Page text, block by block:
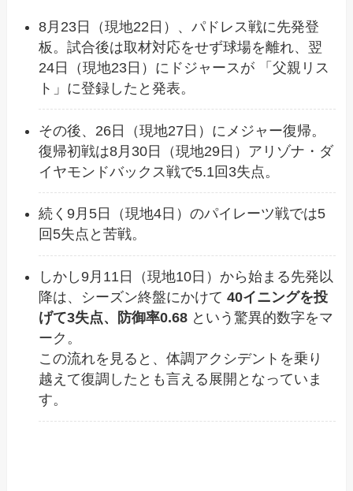
8月23日（現地22日）、パドレス戦に先発登
板。試合後は取材対応をせず球場を離れ、翌
24日（現地23日）にドジャースが 「父親リス
ト」に登録したと発表。
その後、26日（現地27日）にメジャー復帰。
復帰初戦は8月30日（現地29日）アリゾナ・ダ
イヤモンドバックス戦で5.1回3失点。
続く9月5日（現地4日）のパイレーツ戦では5
回5失点と苦戦。
しかし9月11日（現地10日）から始まる先発以
降は、シーズン終盤にかけて40イニングを投
げて3失点、防御率0.68 という驚異的数字をマ
ーク。
この流れを見ると、体調アクシデントを乗り
越えて復調したとも言える展開となっていま
す。